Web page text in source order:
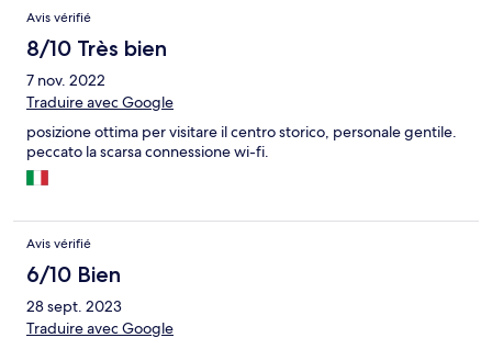
Avis vérifié
8/10 Très bien
7 nov. 2022
Traduire avec Google
posizione ottima per visitare il centro storico, personale gentile.
peccato la scarsa connessione wi-fi.
Avis vérifié
6/10 Bien
28 sept. 2023
Traduire avec Google